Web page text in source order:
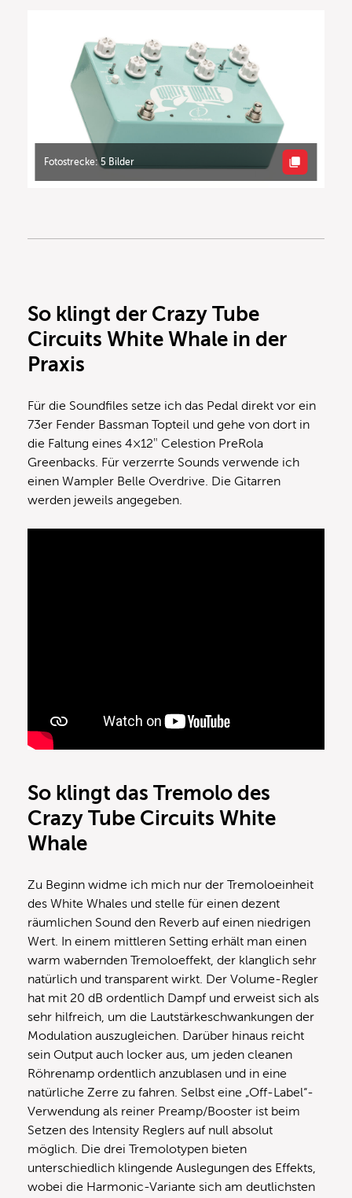
Fotostrecke: 5 Bilder
So klingt der Crazy Tube
Circuits White Whale in der
Praxis
Für die Soundfiles setze ich das Pedal direkt vor ein
73er Fender Bassman Topteil und gehe von dort in
die Faltung eines 4×12″ Celestion PreRola
Greenbacks. Für verzerrte Sounds verwende ich
einen Wampler Belle Overdrive. Die Gitarren
werden jeweils angegeben.
So klingt das Tremolo des
Crazy Tube Circuits White
Whale
Zu Beginn widme ich mich nur der Tremoloeinheit
des White Whales und stelle für einen dezent
räumlichen Sound den Reverb auf einen niedrigen
Wert. In einem mittleren Setting erhält man einen
warm wabernden Tremoloeffekt, der klanglich sehr
natürlich und transparent wirkt. Der Volume-Regler
hat mit 20 dB ordentlich Dampf und erweist sich als
sehr hilfreich, um die Lautstärkeschwankungen der
Modulation auszugleichen. Darüber hinaus reicht
sein Output auch locker aus, um jeden cleanen
Röhrenamp ordentlich anzublasen und in eine
natürliche Zerre zu fahren. Selbst eine „Off-Label“-
Verwendung als reiner Preamp/Booster ist beim
Setzen des Intensity Reglers auf null absolut
möglich. Die drei Tremolotypen bieten
unterschiedlich klingende Auslegungen des Effekts,
wobei die Harmonic-Variante sich am deutlichsten